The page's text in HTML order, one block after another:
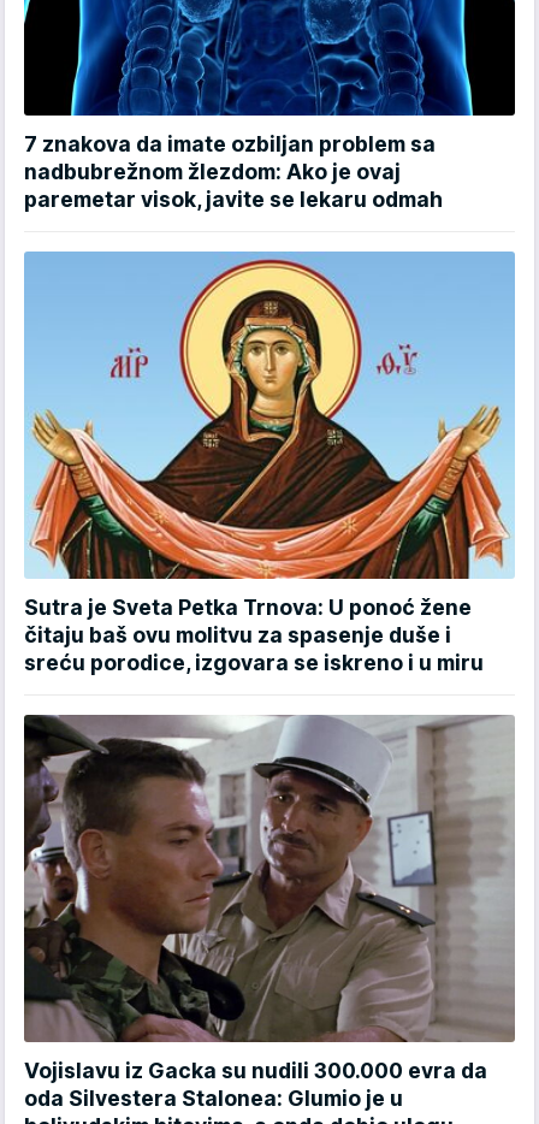
7 znakova da imate ozbiljan problem sa
nadbubrežnom žlezdom: Ako je ovaj
paremetar visok, javite se lekaru odmah
Sutra je Sveta Petka Trnova: U ponoć žene
čitaju baš ovu molitvu za spasenje duše i
sreću porodice, izgovara se iskreno i u miru
Vojislavu iz Gacka su nudili 300.000 evra da
oda Silvestera Stalonea: Glumio je u